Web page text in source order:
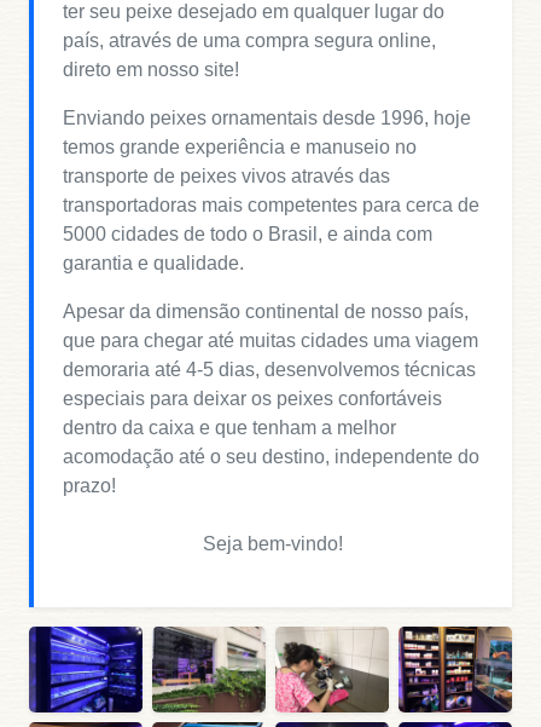
ter seu peixe desejado em qualquer lugar do
país, através de uma compra segura online,
direto em nosso site!
Enviando peixes ornamentais desde 1996, hoje
temos grande experiência e manuseio no
transporte de peixes vivos através das
transportadoras mais competentes para cerca de
5000 cidades de todo o Brasil, e ainda com
garantia e qualidade.
Apesar da dimensão continental de nosso país,
que para chegar até muitas cidades uma viagem
demoraria até 4-5 dias, desenvolvemos técnicas
especiais para deixar os peixes confortáveis
dentro da caixa e que tenham a melhor
acomodação até o seu destino, independente do
prazo!
Seja bem-vindo!